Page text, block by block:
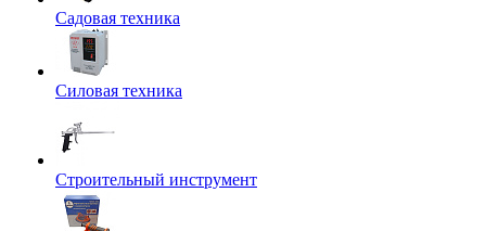
Садовая техника
Силовая техника
Строительный инструмент